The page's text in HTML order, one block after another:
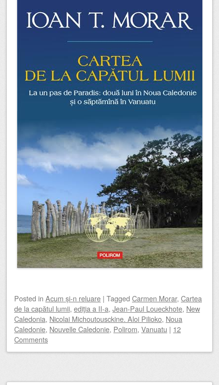
Posted in Acum și-n reluare | Tagged Carmen Morar, Cartea
de la capătul lumii, ediţia a II-a, Jean-Paul Loueckhote, New
Caledonia, Nicolai Michoutousckine. Aloi Pilioko, Noua
Caledonie, Nouvelle Caledonie, Polirom, Vanuatu | 12
Comments